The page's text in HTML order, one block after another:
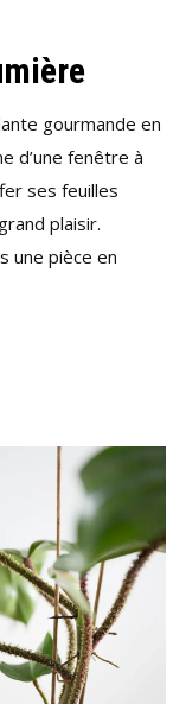
gourmande en
d’une fenêtre à
ses feuilles
plaisir.
une pièce en